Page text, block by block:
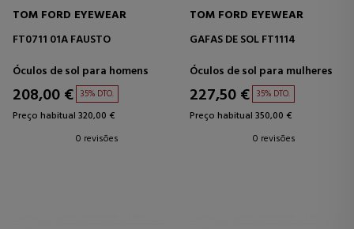
TOM FORD EYEWEAR
FT0711 01A FAUSTO
Óculos de sol para homens
208,00 € 35% DTO.
Preço habitual 320,00 €
0 revisões
TOM FORD EYEWEAR
GAFAS DE SOL FT1114
Óculos de sol para mulheres
227,50 € 35% DTO.
Preço habitual 350,00 €
0 revisões